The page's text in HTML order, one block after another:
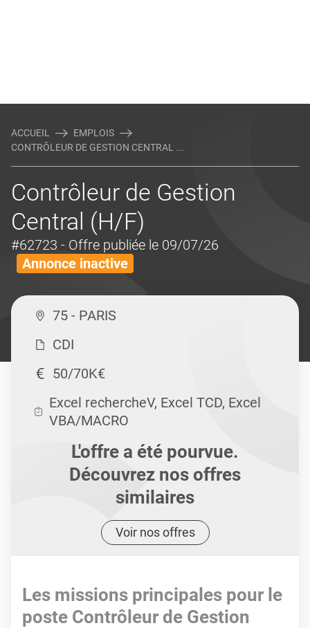
ACCUEIL
EMPLOIS
CONTRÔLEUR DE GESTION CENTRAL ...
Contrôleur de Gestion
Central (H/F)
#62723 - Offre publiée le 09/07/26
Annonce inactive
75 - PARIS
CDI
50/70K€
Excel rechercheV, Excel TCD, Excel
VBA/MACRO
L'offre a été pourvue.
Découvrez nos offres
similaires
Voir nos offres
Les missions principales pour le
poste Contrôleur de Gestion